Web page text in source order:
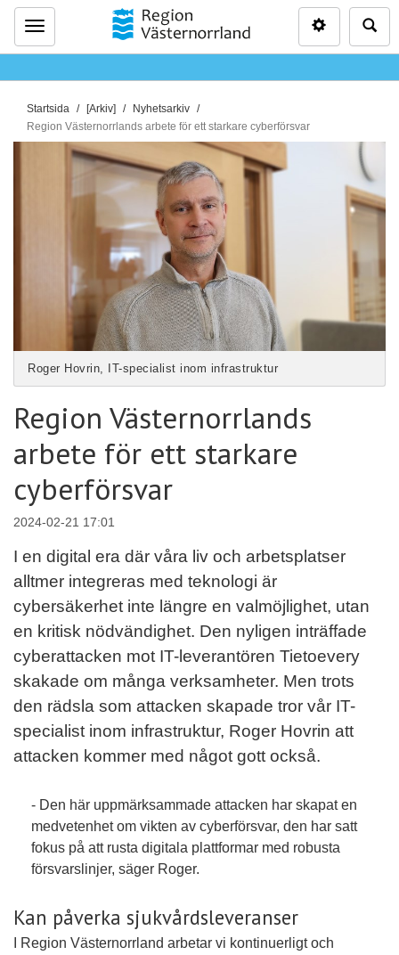
Meny
D
u
Startsida [Arkiv]
Nyhetsarkiv
Region Västernorrlands arbete för ett starkare cyberförsvar
Roger Hovrin, IT-specialist inom infrastruktur
Region Västernorrlands
arbete för ett starkare
cyberförsvar
2024-02-21 17:01
I en digital era där våra liv och arbetsplatser
alltmer integreras med teknologi är
cybersäkerhet inte längre en valmöjlighet, utan
en kritisk nödvändighet. Den nyligen inträffade
cyberattacken mot IT-leverantören Tietoevery
skakade om många verksamheter. Men trots
den rädsla som attacken skapade tror vår IT-
specialist inom infrastruktur, Roger Hovrin att
attacken kommer med något gott också.
- Den här uppmärksammade attacken har skapat en
medvetenhet om vikten av cyberförsvar, den har satt
fokus på att rusta digitala plattformar med robusta
försvarslinjer, säger Roger.
Kan påverka sjukvårdsleveranser
I Region Västernorrland arbetar vi kontinuerligt och